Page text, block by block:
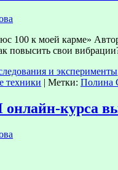
100 к моей карме»
повысить свои
и эксперименты
техники | Метки: Полина
онлайн-курса